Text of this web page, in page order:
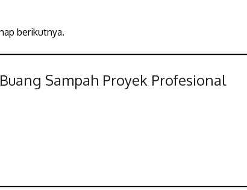
berikutnya.
Sampah Proyek Profesional